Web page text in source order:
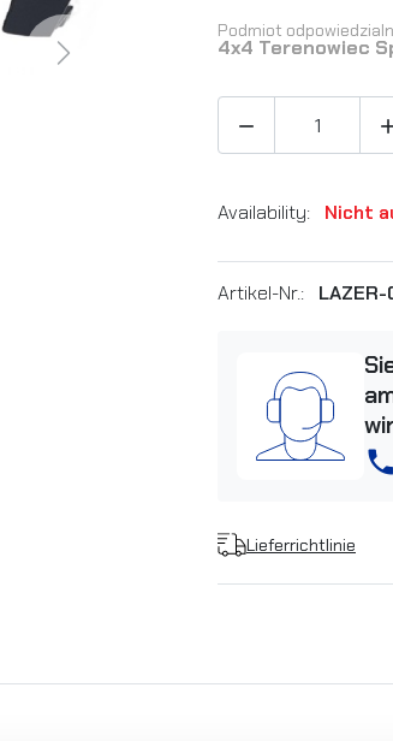
Next
Podmiot
4x4 Terenowiec

Availability: Nicht
Artikel-Nr.: LAZER-
phone
Lieferrichtlinie